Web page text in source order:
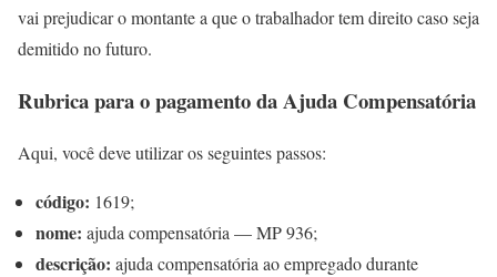
vai prejudicar o montante a que o trabalhador tem direito caso seja
demitido no futuro.
Rubrica para o pagamento da Ajuda Compensatória
Aqui, você deve utilizar os seguintes passos:
código: 1619;
nome: ajuda compensatória — MP 936;
descrição: ajuda compensatória ao empregado durante